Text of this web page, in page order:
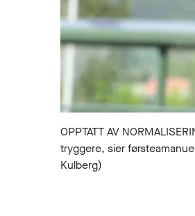
OPPTATT AV
tryggere, sier
Kulberg)